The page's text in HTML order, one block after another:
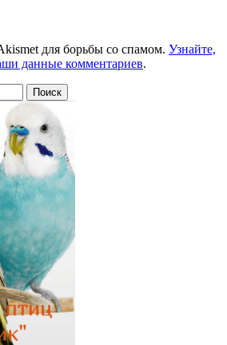
для борьбы со спамом. Узнайте,
данные комментариев.